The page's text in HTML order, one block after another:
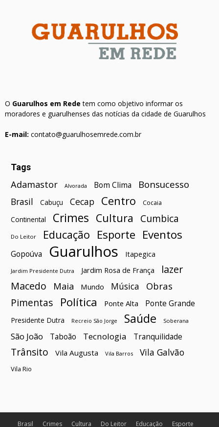
O Guarulhos em Rede tem como objetivo informar os
moradores e guarulhenses das notícias da cidade de Guarulhos
E-mail: contato@guarulhosemrede.com.br
Tags
Adamastor Alvorada Bom Clima Bonsucesso
Brasil Cabuçu Cecap Centro Cocaia
Continental Crimes Cultura Cumbica
Do Leitor Educação Esporte Eventos
Gopoúva Guarulhos Itapegica
Jardim Presidente Dutra Jardim Rosa de França
lazer
Macedo
Maia Mundo Música Obras
Pimentas Política Ponte Alta Ponte Grande
Presidente Dutra Recreio São Jorge Saúde Soberana
São João Taboão Tecnologia Tranquilidade
Trânsito Vila Augusta Vila Barros Vila Galvão
Vila Rio
Brasil Crimes Cultura Do Leitor Educação Esporte